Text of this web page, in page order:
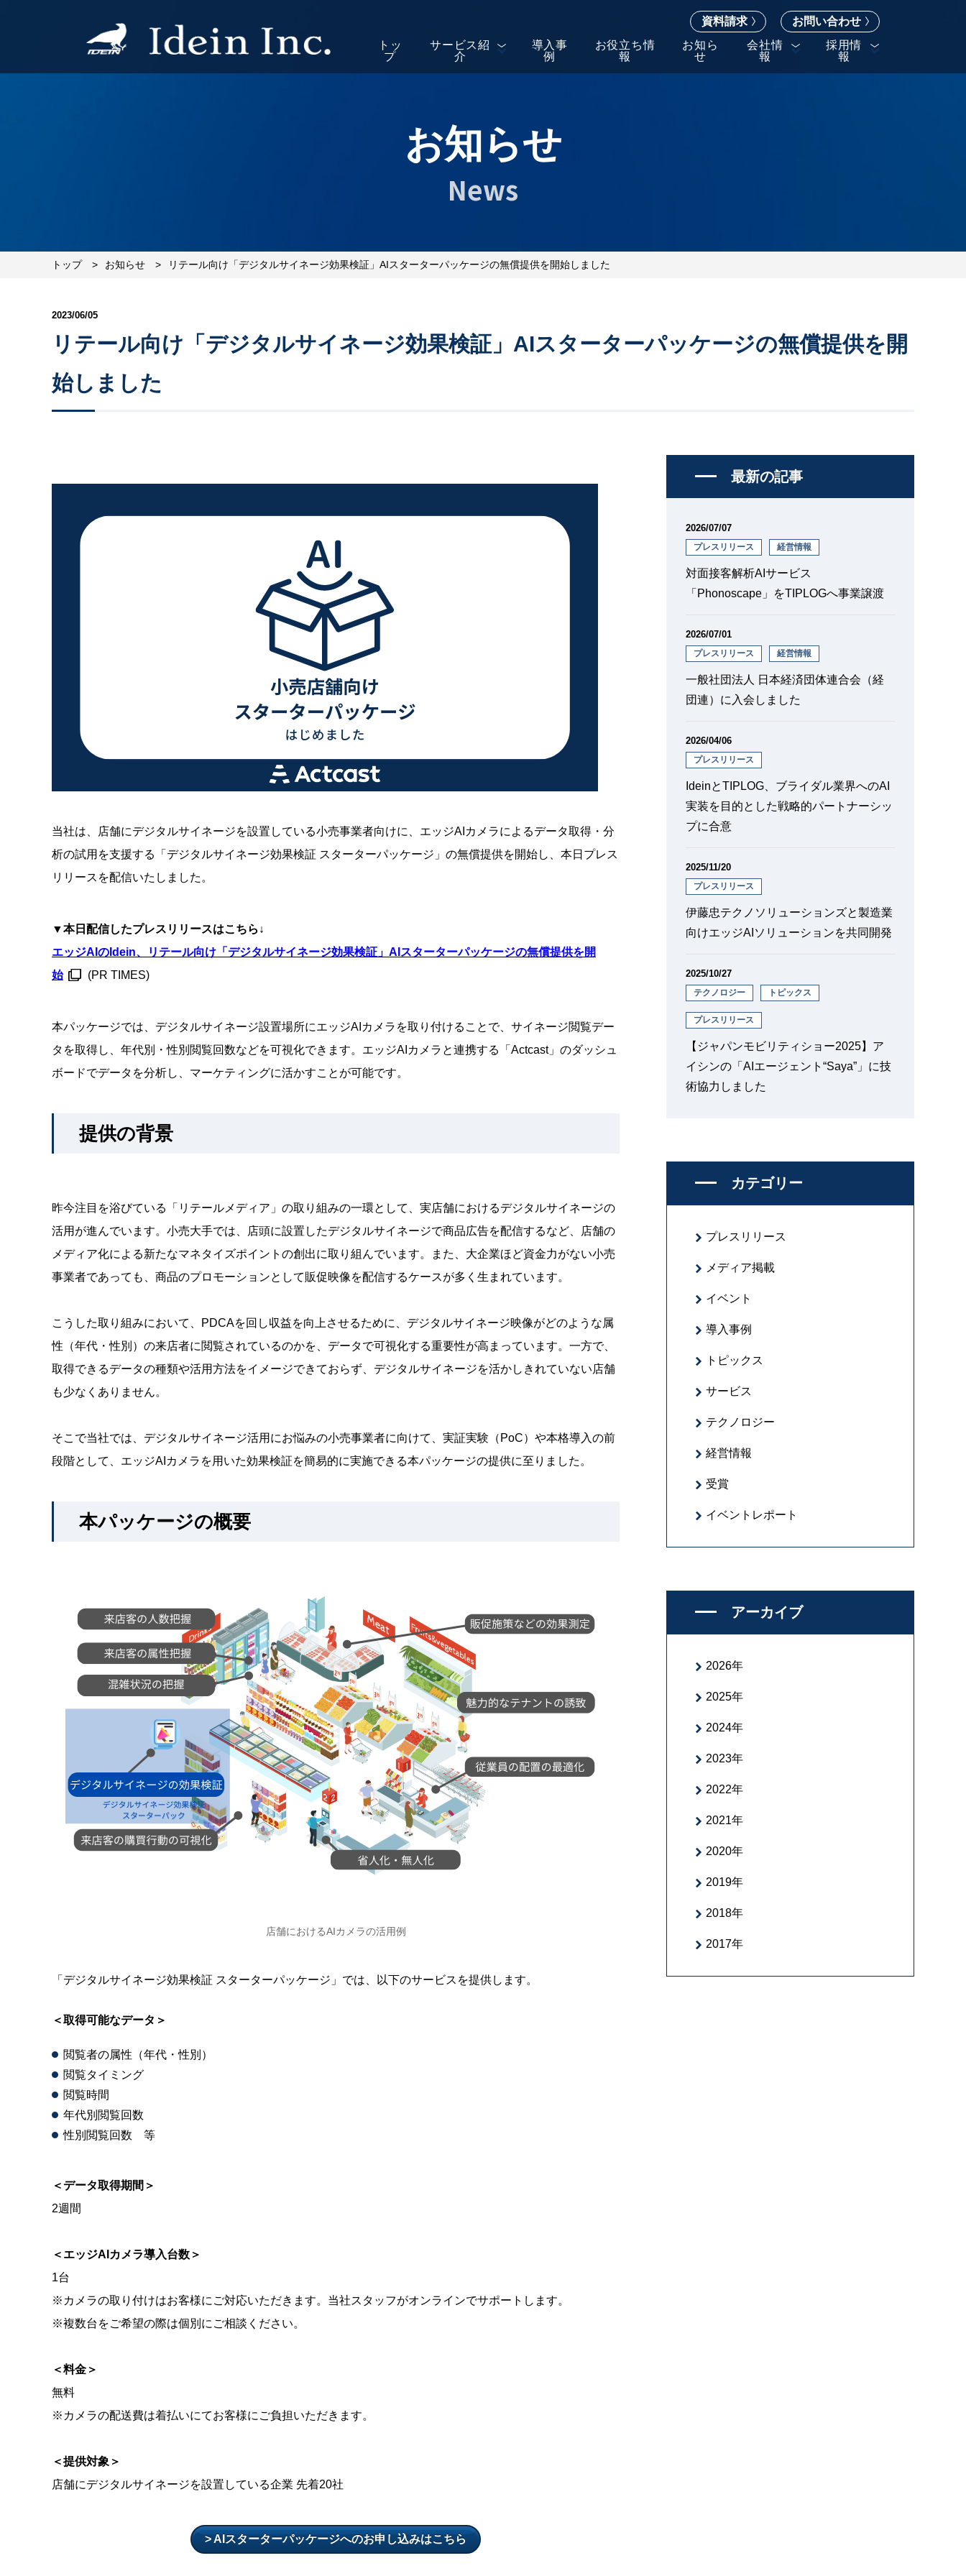
資料請求
お問い合わせ
トッ
プ
サービス紹
介
導入事
例
お役立ち情
報
お知ら
せ
会社情
報
採用情
報
お知らせ
News
トップ お知らせ リテール向け「デジタルサイネージ効果検証」AIスターターパッケージの無償提供を開始しました
2023/06/05
リテール向け「デジタルサイネージ効果検証」AIスターターパッケージの無償提供を開
始しました
当社は、店舗にデジタルサイネージを設置している小売事業者向けに、エッジAIカメラによるデータ取得・分
析の試用を支援する「デジタルサイネージ効果検証 スターターパッケージ」の無償提供を開始し、本日プレス
リリースを配信いたしました。
▼本日配信したプレスリリースはこちら↓
エッジAIのIdein、リテール向け「デジタルサイネージ効果検証」AIスターターパッケージの無償提供を開
始
(PR TIMES)
本パッケージでは、デジタルサイネージ設置場所にエッジAIカメラを取り付けることで、サイネージ閲覧デー
タを取得し、年代別・性別閲覧回数などを可視化できます。エッジAIカメラと連携する「Actcast」のダッシュ
ボードでデータを分析し、マーケティングに活かすことが可能です。
提供の背景
昨今注目を浴びている「リテールメディア」の取り組みの一環として、実店舗におけるデジタルサイネージの
活用が進んでいます。小売大手では、店頭に設置したデジタルサイネージで商品広告を配信するなど、店舗の
メディア化による新たなマネタイズポイントの創出に取り組んでいます。また、大企業ほど資金力がない小売
事業者であっても、商品のプロモーションとして販促映像を配信するケースが多く生まれています。
こうした取り組みにおいて、PDCAを回し収益を向上させるために、デジタルサイネージ映像がどのような属
性（年代・性別）の来店者に閲覧されているのかを、データで可視化する重要性が高まっています。一方で、
取得できるデータの種類や活用方法をイメージできておらず、デジタルサイネージを活かしきれていない店舗
も少なくありません。
そこで当社では、デジタルサイネージ活用にお悩みの小売事業者に向けて、実証実験（PoC）や本格導入の前
段階として、エッジAIカメラを用いた効果検証を簡易的に実施できる本パッケージの提供に至りました。
本パッケージの概要
店舗におけるAIカメラの活用例
「デジタルサイネージ効果検証 スターターパッケージ」では、以下のサービスを提供します。
＜取得可能なデータ＞
閲覧者の属性（年代・性別）
閲覧タイミング
閲覧時間
年代別閲覧回数
性別閲覧回数 等
＜データ取得期間＞
2週間
＜エッジAIカメラ導入台数＞
1台
※カメラの取り付けはお客様にご対応いただきます。当社スタッフがオンラインでサポートします。
※複数台をご希望の際は個別にご相談ください。
＜料金＞
無料
※カメラの配送費は着払いにてお客様にご負担いただきます。
＜提供対象＞
店舗にデジタルサイネージを設置している企業 先着20社
> AIスターターパッケージへのお申し込みはこちら
最新の記事
2026/07/07
プレスリリース 経営情報
対面接客解析AIサービス
「Phonoscape」をTIPLOGへ事業譲渡
2026/07/01
プレスリリース 経営情報
一般社団法人 日本経済団体連合会（経
団連）に入会しました
2026/04/06
プレスリリース
IdeinとTIPLOG、ブライダル業界へのAI
実装を目的とした戦略的パートナーシッ
プに合意
2025/11/20
プレスリリース
伊藤忠テクノソリューションズと製造業
向けエッジAIソリューションを共同開発
2025/10/27
テクノロジー トピックス
プレスリリース
【ジャパンモビリティショー2025】ア
イシンの「AIエージェント“Saya”」に技
術協力しました
カテゴリー
プレスリリース
メディア掲載
イベント
導入事例
トピックス
サービス
テクノロジー
経営情報
受賞
イベントレポート
アーカイブ
2026年
2025年
2024年
2023年
2022年
2021年
2020年
2019年
2018年
2017年